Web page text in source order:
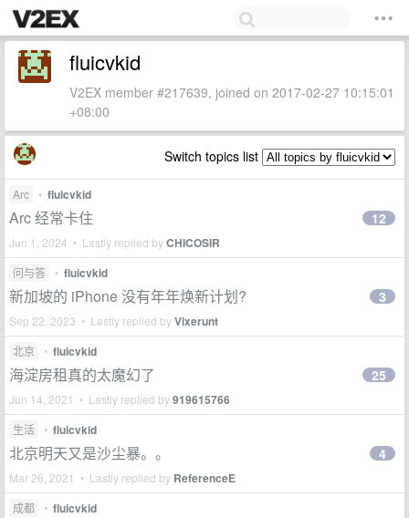
fluicvkid
V2EX member #217639, joined on 2017-02-27 10:15:01
+08:00
Switch topics list
Arc • fluicvkid
Arc 经常卡住
Jun 1, 2024 • Lastly replied byCHICOSIR
12
问与答 • fluicvkid
新加坡的 iPhone 没有年年焕新计划?
Sep 22, 2023 • Lastly replied byVixerunt
3
北京 • fluicvkid
海淀房租真的太魔幻了
Jun 14, 2021 • Lastly replied by919615766
25
生活 • fluicvkid
北京明天又是沙尘暴。。
Mar 26, 2021 • Lastly replied by ReferenceE
4
成都 • fluicvkid